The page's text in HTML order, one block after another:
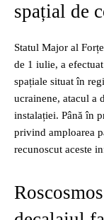
spațial de
Statul Major al
de 1 iulie, a
spațiale situat în
ucrainene, atacul a
instalației. Până în
privind amploarea
recunoscut aceste